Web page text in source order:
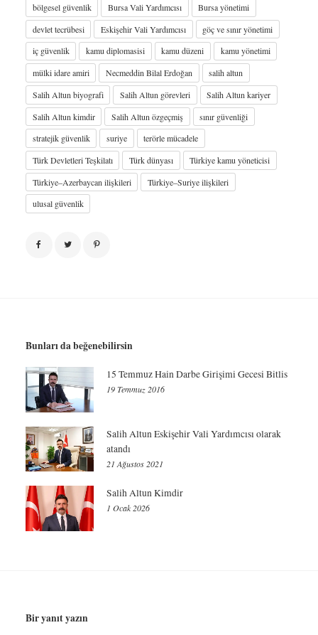
bölgesel güvenlik
Bursa Vali Yardımcısı
Bursa yönetimi
devlet tecrübesi
Eskişehir Vali Yardımcısı
göç ve sınır yönetimi
iç güvenlik
kamu diplomasisi kamu düzeni
kamu yönetimi
mülki idare amiri
Necmeddin Bilal Erdoğan
salih altun
Salih Altun biyografi
Salih Altun görevleri
Salih Altun kariyer
Salih Altun kimdir
Salih Altun özgeçmiş
sınır güvenliği
stratejik güvenlik
suriye
terörle mücadele
Türk Devletleri Teşkilatı
Türk dünyası
Türkiye kamu yöneticisi
Türkiye–Azerbaycan ilişkileri
Türkiye–Suriye ilişkileri
ulusal güvenlik
Bunları da beğenebilirsin
15 Temmuz Hain Darbe Girişimi Gecesi Bitlis
19 Temmuz 2016
Salih Altun Eskişehir Vali Yardımcısı olarak
atandı
21 Ağustos 2021
Salih Altun Kimdir
1 Ocak 2026
Bir yanıt yazın